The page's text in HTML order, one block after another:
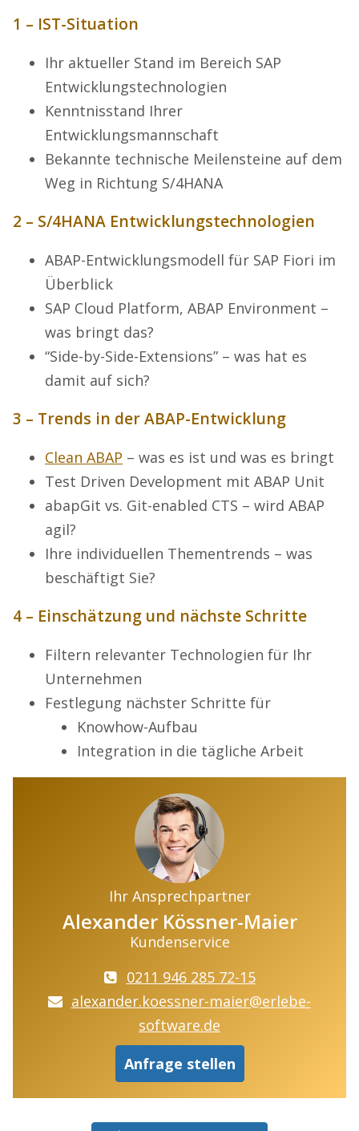
1 – IST-Situation
Ihr aktueller Stand im Bereich SAP
Entwicklungstechnologien
Kenntnisstand Ihrer
Entwicklungsmannschaft
Bekannte technische Meilensteine auf dem
Weg in Richtung S/4HANA
2 – S/4HANA Entwicklungstechnologien
ABAP-Entwicklungsmodell für SAP Fiori im
Überblick
SAP Cloud Platform, ABAP Environment –
was bringt das?
“Side-by-Side-Extensions” – was hat es
damit auf sich?
3 – Trends in der ABAP-Entwicklung
Clean ABAP – was es ist und was es bringt
Test Driven Development mit ABAP Unit
abapGit vs. Git-enabled CTS – wird ABAP
agil?
Ihre individuellen Thementrends – was
beschäftigt Sie?
4 – Einschätzung und nächste Schritte
Filtern relevanter Technologien für Ihr
Unternehmen
Festlegung nächster Schritte für
Knowhow-Aufbau
Integration in die tägliche Arbeit
Ihr Ansprechpartner
Alexander Kössner-Maier
Kundenservice
0211 946 285 72-15
alexander.koessner-maier@erlebe-
software.de
Anfrage stellen